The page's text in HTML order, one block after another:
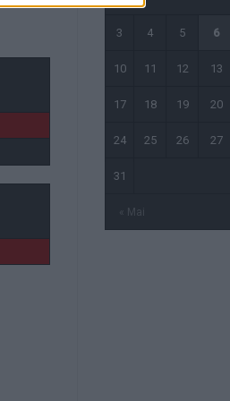
« Mai
3 4 5 6
10 11 12 13
17 18 19 20
24 25 26 27
31